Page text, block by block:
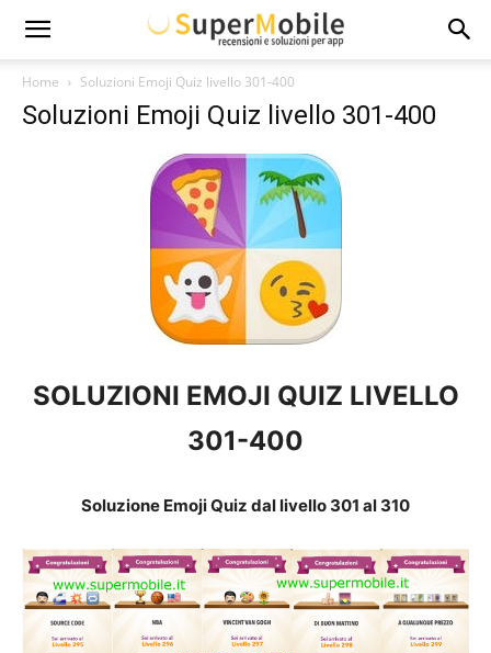
Super
Mobile
Home Soluzioni Emoji Quiz livello 301-400
Soluzioni Emoji Quiz livello 301-400
SOLUZIONI EMOJI QUIZ LIVELLO
301-400
Soluzione Emoji Quiz dal livello 301 al 310